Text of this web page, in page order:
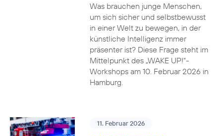
Was brauchen junge Menschen,
um sich sicher und selbstbewusst
in einer Welt zu bewegen, in der
künstliche Intelligenz immer
präsenter ist? Diese Frage steht im
Mittelpunkt des „WAKE UP!“-
Workshops am 10. Februar 2026 in
Hamburg.
11. Februar 2026